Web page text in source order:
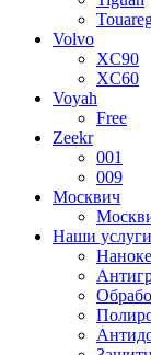
Volvo
XC90
XC60
Voyah
Free
Zeekr
001
009
Москвич
Наши услуги